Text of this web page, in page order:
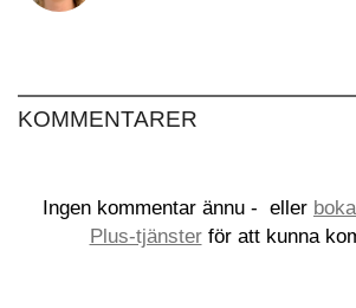
KOMMENTARER
Ingen kommentar ännu - eller
Plus-tjänsterför att kunna